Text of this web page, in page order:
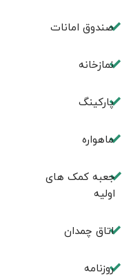
صندوق امانات
نمازخانه
پارکینگ
ماهواره
جعبه کمک های
اولیه
اتاق چمدان
روزنامه